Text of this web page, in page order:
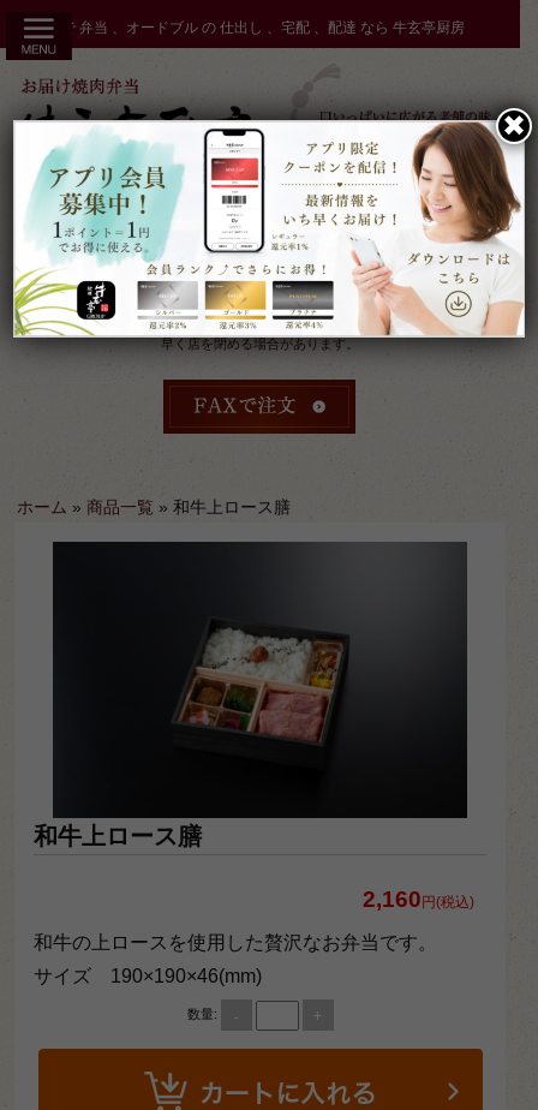
ツ
秋田市 で 弁当 、オードブル の 仕出し 、宅配 、配達 なら 牛玄亭厨房
受付：9時～17時 締切：前日15時まで
定休：元日 その他不定休
ケータリングやその他のご予約により
早く店を閉める場合があります。
ホーム » 商品一覧 » 和牛上ロース膳
和牛上ロース膳
2,160 円(税込)
和牛の上ロースを使用した贅沢なお弁当です。
サイズ 190×190×46(mm)
数量: - +
✖︎